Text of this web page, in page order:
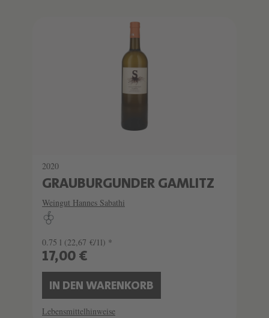
2020
GRAUBURGUNDER GAMLITZ
Weingut Hannes Sabathi
0.75 l (22,67 €/1l) *
17,00 €
IN DEN WARENKORB
Lebensmittelhinweise